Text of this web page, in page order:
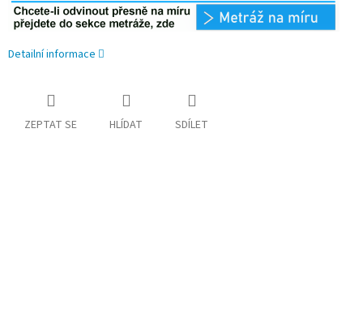
Detailní informace
ZEPTAT SE HLÍDAT SDÍLET